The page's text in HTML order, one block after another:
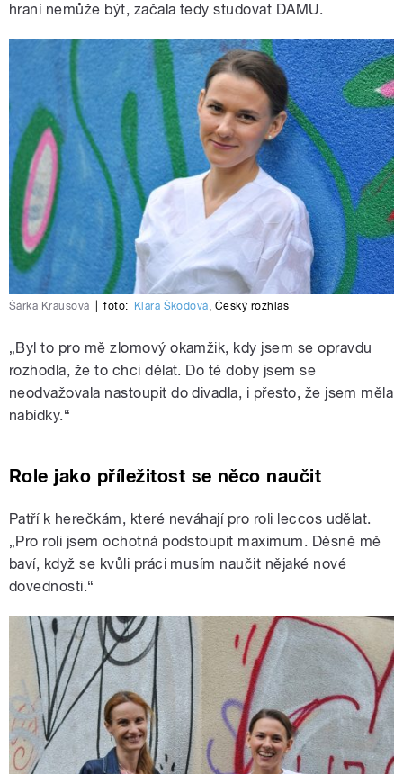
hraní nemůže být, začala tedy studovat DAMU.
Šárka Krausová foto: Klára Škodová, Český rozhlas
„Byl to pro mě zlomový okamžik, kdy jsem se opravdu
rozhodla, že to chci dělat. Do té doby jsem se
neodvažovala nastoupit do divadla, i přesto, že jsem měla
nabídky.“
Role jako příležitost se něco naučit
Patří k herečkám, které neváhají pro roli leccos udělat.
„Pro roli jsem ochotná podstoupit maximum. Děsně mě
baví, když se kvůli práci musím naučit nějaké nové
dovednosti.“